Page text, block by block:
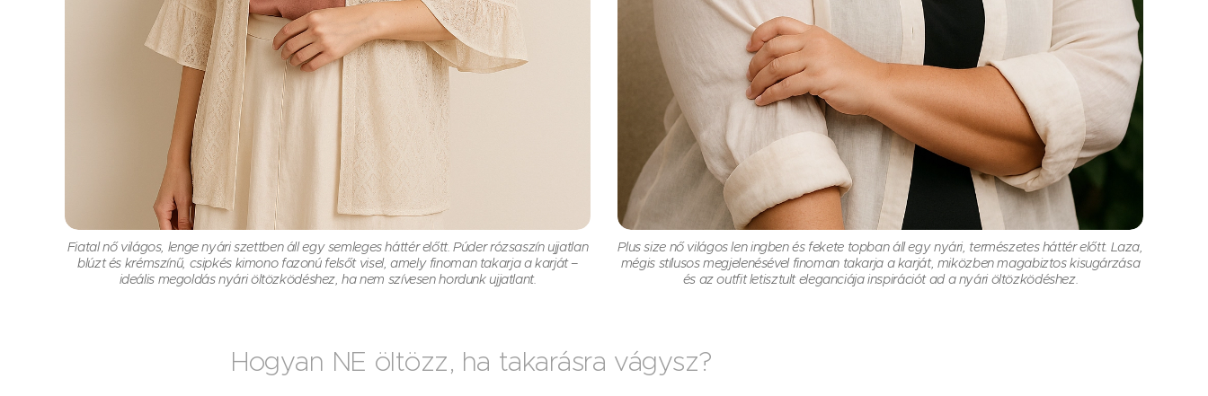
Fiatal nő világos, lenge nyári szettben áll egy semleges háttér előtt. Púder rózsaszín ujjatlan
blúzt és krémszínű, csipkés kimono fazonú felsőt visel, amely finoman takarja a karját –
ideális megoldás nyári öltözködéshez, ha nem szívesen hordunk ujjatlant.
Plus size nő világos len ingben és fekete topban áll egy nyári, természetes háttér előtt. Laza,
mégis stílusos megjelenésével finoman takarja a karját, miközben magabiztos kisugárzása
és az outfit letisztult eleganciája inspirációt ad a nyári öltözködéshez.
Hogyan NE öltözz, ha takarásra vágysz?